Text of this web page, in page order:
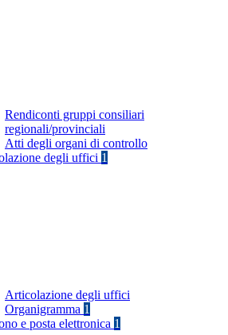
Rendiconti gruppi consiliari
regionali/provinciali
Atti degli organi di controllo
degli uffici 1
Articolazione degli uffici
Organigramma 1
e posta elettronica 1